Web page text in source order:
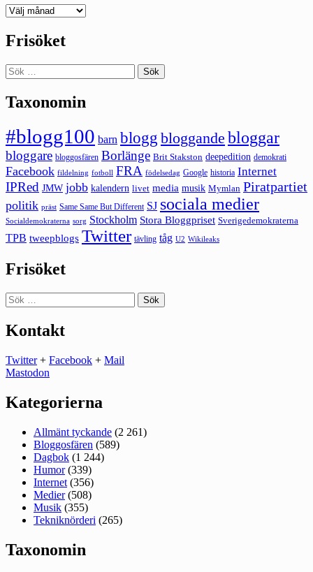
Deepedition
Frisöket
Sök
efter:
Taxonomin
#blogg100 barn blogg bloggande bloggar
bloggare bloggosfären Borlänge Brit Stakston deepedition demokrati
Facebook fildelning fotboll FRA födelsedag Google historia Internet
IPRed JMW jobb kalendern livet media musik Mymlan Piratpartiet
politik präst Same Same But Different SJ sociala medier
Socialdemokraterna sorg Stockholm Stora Bloggpriset Sverigedemokraterna
TPB tweepblogs Twitter tävling tåg U2 Wikileaks
Frisöket
Sök
efter:
Kontakt
Twitter+ Facebook + Mail
Mastodon
Kategorierna
Allmänt tyckande (2 261)
Bloggosfären (589)
Dagbok (1 244)
Humor(339)
Internet (356)
Medier(508)
Musik (355)
Tekniknörderi (265)
Taxonomin